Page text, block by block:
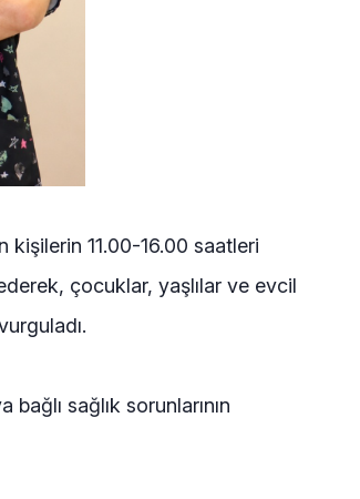
kişilerin 11.00-16.00 saatleri
çocuklar, yaşlılar ve evcil
sağlık sorunlarının